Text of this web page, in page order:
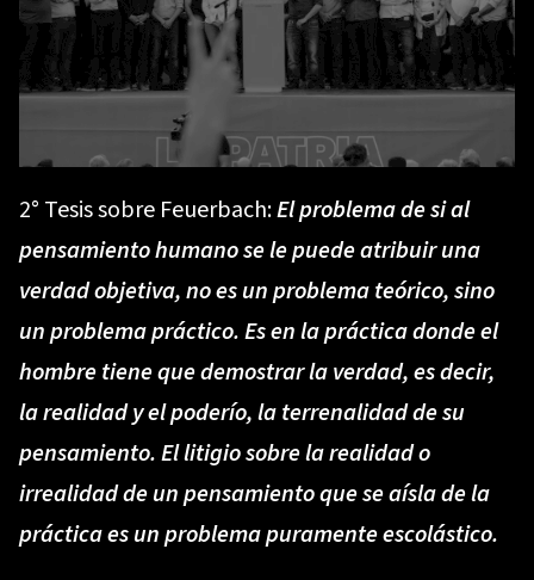
2° Tesis sobre Feuerbach:El problema de si al
pensamiento humano se le puede atribuir una
verdad objetiva, no es un problema teórico, sino
un problema práctico. Es en la práctica donde el
hombre tiene que demostrar la verdad, es decir,
la realidad y el poderío, la terrenalidad de su
pensamiento. El litigio sobre la realidad o
irrealidad de un pensamiento que se aísla de la
práctica es un problema puramente escolástico.